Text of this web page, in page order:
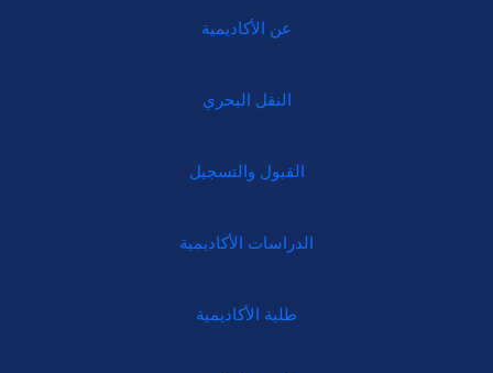
عن الأكاديمية
النقل البحري
القبول والتسجيل
الدراسات الأكاديمية
طلبة الأكاديمية